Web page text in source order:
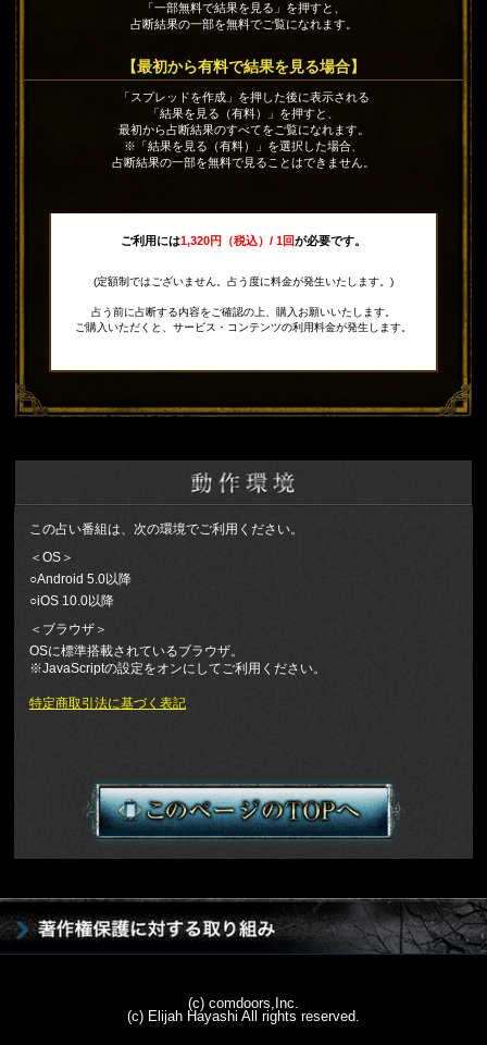
「一部無料で結果を見る」を押すと、
占断結果の一部を無料でご覧になれます。
【最初から有料で結果を見る場合】
「スプレッドを作成」を押した後に表示される
「結果を見る（有料）」を押すと、
最初から占断結果のすべてをご覧になれます。
※「結果を見る（有料）」を選択した場合、
占断結果の一部を無料で見ることはできません。
ご利用には1,320円（税込）/ 1回が必要です。
(定額制ではございません。占う度に料金が発生いたします。)
占う前に占断する内容をご確認の上、購入お願いいたします。
ご購入いただくと、サービス・コンテンツの利用料金が発生します。
この占い番組は、次の環境でご利用ください。
＜OS＞
○Android 5.0以降
○iOS 10.0以降
＜ブラウザ＞
OSに標準搭載されているブラウザ。
※JavaScriptの設定をオンにしてご利用ください。
特定商取引法に基づく表記
(c) comdoors,Inc.
(c) Elijah Hayashi All rights reserved.